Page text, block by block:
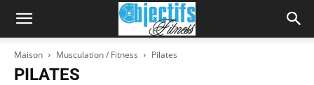
Maison Musculation / Fitness Pilates
PILATES